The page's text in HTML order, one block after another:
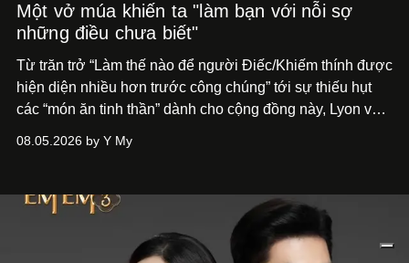
Một vở múa khiến ta "làm bạn với nỗi sợ
những điều chưa biết"
Từ trăn trở “Làm thế nào để người Điếc/Khiếm thính được
hiện diện nhiều hơn trước công chúng” tới sự thiếu hụt
các “món ăn tinh thần” dành cho cộng đồng này, Lyon và
phẩm múa đương đại thành hiện thực, mang tên Lắng
08.05.2026 by Y My